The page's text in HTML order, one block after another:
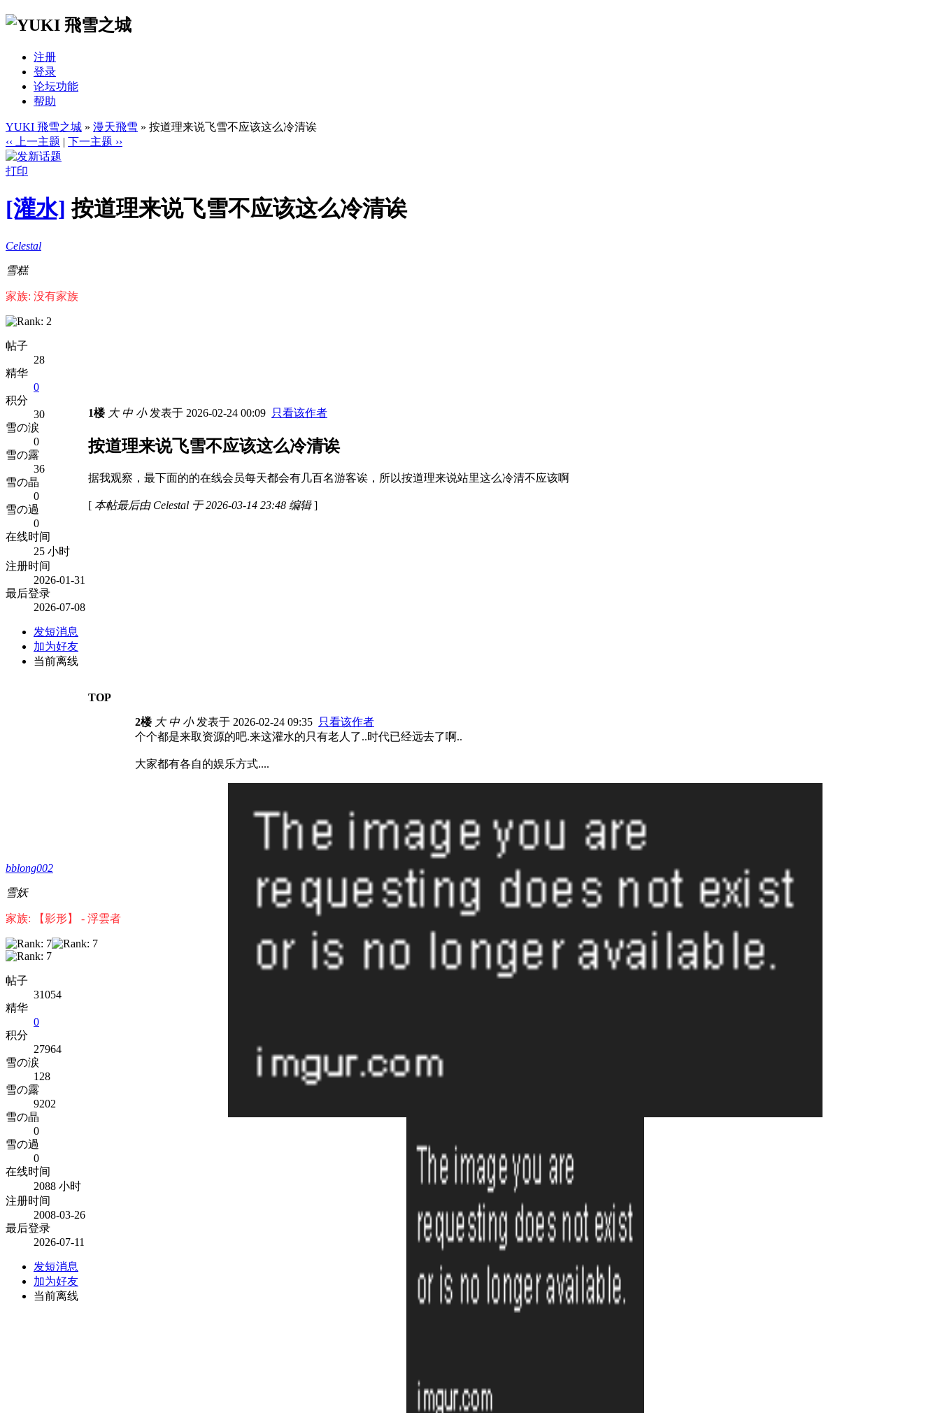
注册
登录
论坛功能
帮助
YUKI 飛雪之城 » 漫天飛雪 » 按道理来说飞雪不应该这么冷清诶
‹‹ 上一主题 | 下一主题 ››
打印
[灌水] 按道理来说飞雪不应该这么冷清诶
Celestal
雪糕
家族: 没有家族
帖子
28
精华
0
积分
30
雪の涙
0
雪の露
36
雪の晶
0
雪の過
0
在线时间
25 小时
注册时间
2026-01-31
最后登录
2026-07-08
发短消息
加为好友
当前离线
1楼 大 中 小发表于 2026-02-24 00:09 只看该作者
按道理来说飞雪不应该这么冷清诶
据我观察，最下面的的在线会员每天都会有几百名游客诶，所以按道理来说站里这么冷清不应该啊
[ 本帖最后由 Celestal 于 2026-03-14 23:48 编辑]
TOP
bblong002
雪妖
家族: 【影形】 - 浮雲者
帖子
31054
精华
0
积分
27964
雪の涙
128
雪の露
9202
雪の晶
0
雪の過
0
在线时间
2088 小时
注册时间
2008-03-26
最后登录
2026-07-11
发短消息
加为好友
当前离线
2楼 大 中 小发表于 2026-02-24 09:35 只看该作者
个个都是来取资源的吧.来这灌水的只有老人了..时代已经远去了啊..
大家都有各自的娱乐方式....